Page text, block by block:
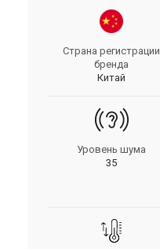
Страна регистрации
бренда
Китай
Уровень шума
35